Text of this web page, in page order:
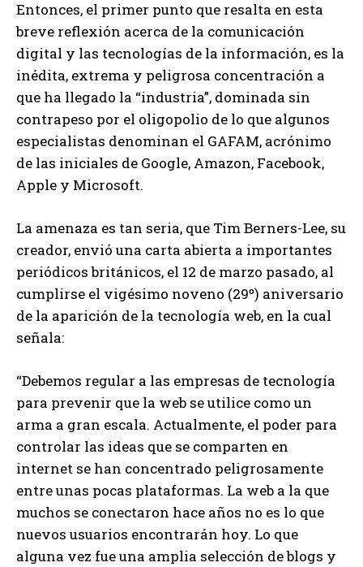
Entonces, el primer punto que resalta en esta
breve reflexión acerca de la comunicación
digital y las tecnologías de la información, es la
inédita, extrema y peligrosa concentración a
que ha llegado la “industria”, dominada sin
contrapeso por el oligopolio de lo que algunos
especialistas denominan el GAFAM, acrónimo
de las iniciales de Google, Amazon, Facebook,
Apple y Microsoft.
La amenaza es tan seria, que Tim Berners-Lee, su
creador, envió una carta abierta a importantes
periódicos británicos, el 12 de marzo pasado, al
cumplirse el vigésimo noveno (29º) aniversario
de la aparición de la tecnología web, en la cual
señala:
“Debemos regular a las empresas de tecnología
para prevenir que la web se utilice como un
arma a gran escala. Actualmente, el poder para
controlar las ideas que se comparten en
internet se han concentrado peligrosamente
entre unas pocas plataformas. La web a la que
muchos se conectaron hace años no es lo que
nuevos usuarios encontrarán hoy. Lo que
alguna vez fue una amplia selección de blogs y